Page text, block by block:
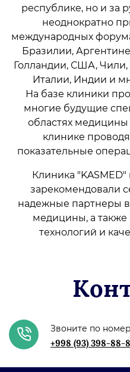
республике, но и за
неоднократно
международных
Бразилии,
Голландии, США,
Италии, Индии и
На базе клиники
многие будущие
областях медицины
клинике
показательные
Клиника
зарекомендовали
надежные партнеры
медицины, а
технологий и
Звоните по
+998 (93) 398-88-